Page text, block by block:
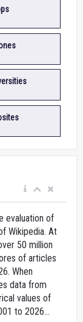
evaluation of
Wikipedia. At
50 million
of articles
When
data from
values of
to 2026...